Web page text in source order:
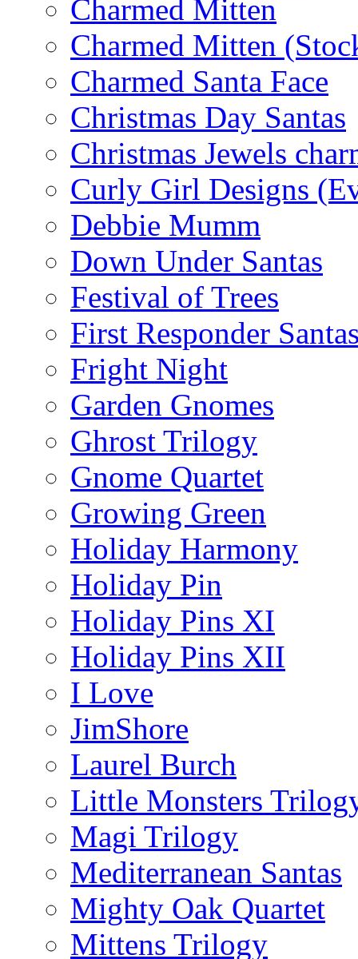
Charmed Mitten
Charmed Mitten
Charmed Santa Face
Christmas Day Santas
Christmas Jewels
Curly Girl Designs
Debbie Mumm
Down Under Santas
Festival of Trees
First Responder
Fright Night
Garden Gnomes
Ghrost Trilogy
Gnome Quartet
Growing Green
Holiday Harmony
Holiday Pin
Holiday Pins XI
Holiday Pins XII
I Love
JimShore
Laurel Burch
Little Monsters
Magi Trilogy
Mediterranean Santas
Mighty Oak Quartet
Mittens Trilogy